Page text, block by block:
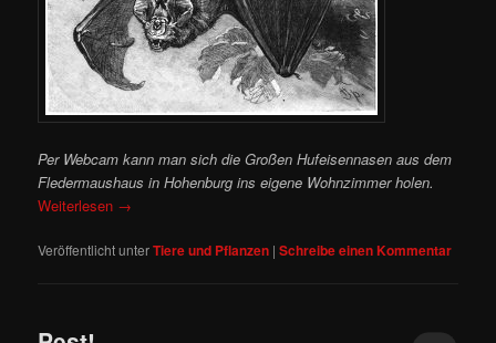
Per Webcam kann man sich die Großen Hufeisennasen aus dem
Fledermaushaus in Hohenburg ins eigene Wohnzimmer holen.
Weiterlesen →
Veröffentlicht unterTiere und Pflanzen |Schreibe einen Kommentar